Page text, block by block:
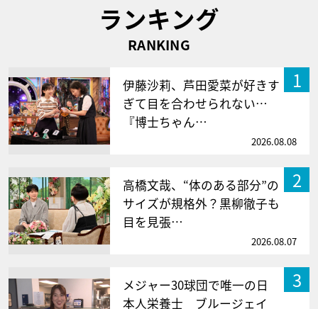
ランキング
RANKING
1
伊藤沙莉、芦田愛菜が好きす
ぎて目を合わせられない…
『博士ちゃん…
2026.08.08
2
高橋文哉、“体のある部分”の
サイズが規格外？黒柳徹子も
目を見張…
2026.08.07
3
メジャー30球団で唯一の日
本人栄養士 ブルージェイ